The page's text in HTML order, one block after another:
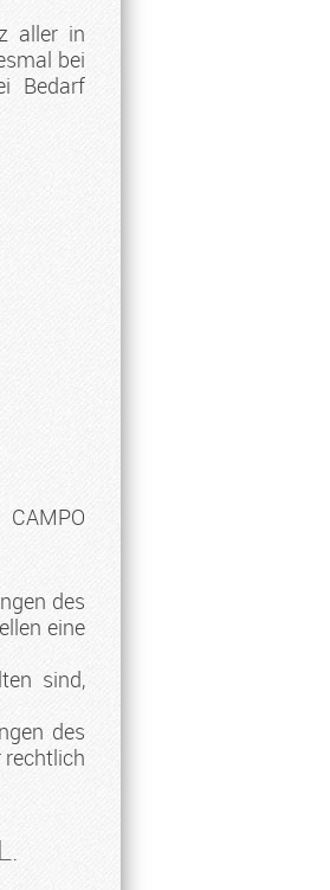
aller in
bei
Bedarf
des
eine
sind,
des
rechtlich